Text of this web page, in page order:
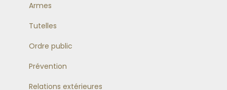
Armes
Tutelles
Ordre public
Prévention
Relations extérieures